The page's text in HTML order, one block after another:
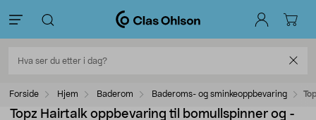
Forside Hjem Baderom Baderoms- og sminkeoppbevaring
Topz Hairtalk oppbevaring til bomullspinner og -